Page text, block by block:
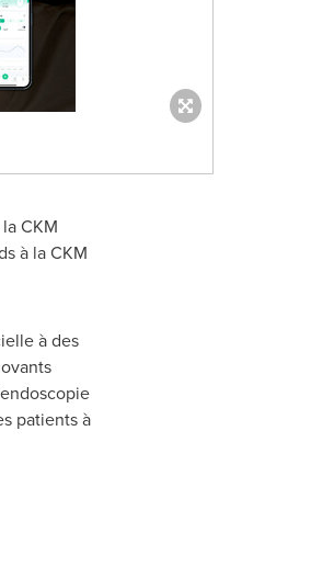
CKM
à la CKM
à des
patients à